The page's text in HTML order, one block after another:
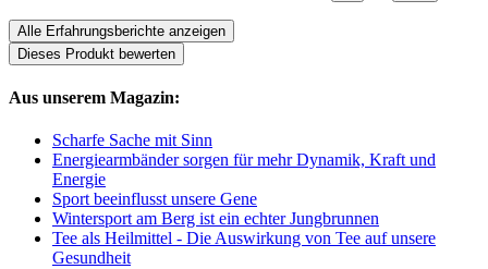
Alle Erfahrungsberichte anzeigen
Dieses Produkt bewerten
Aus unserem Magazin:
Scharfe Sache mit Sinn
Energiearmbänder sorgen für mehr Dynamik, Kraft und
Energie
Sport beeinflusst unsere Gene
Wintersport am Berg ist ein echter Jungbrunnen
Tee als Heilmittel - Die Auswirkung von Tee auf unsere
Gesundheit